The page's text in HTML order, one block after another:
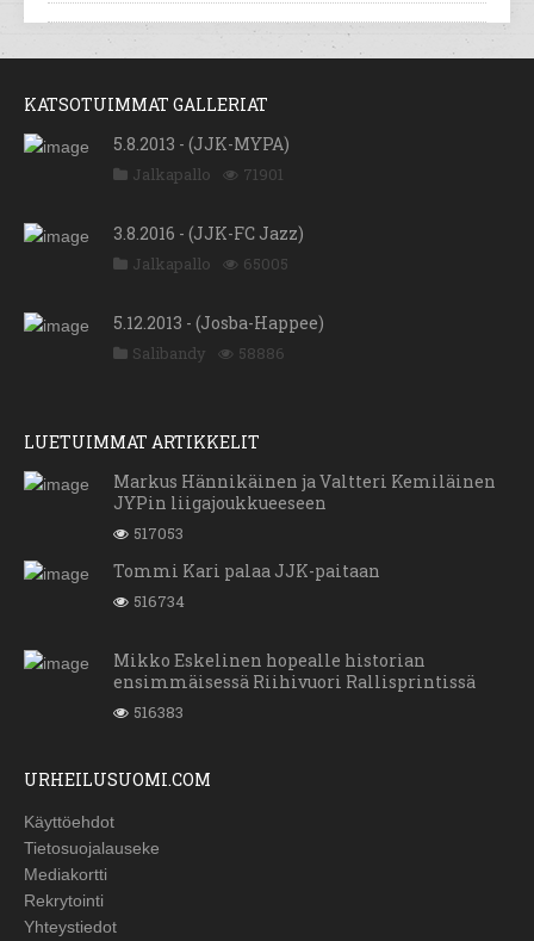
KATSOTUIMMAT GALLERIAT
5.8.2013 - (JJK-MYPA)
Jalkapallo 71901
3.8.2016 - (JJK-FC Jazz)
Jalkapallo 65005
5.12.2013 - (Josba-Happee)
Salibandy 58886
LUETUIMMAT ARTIKKELIT
Markus Hännikäinen ja Valtteri Kemiläinen
JYPin liigajoukkueeseen
517053
Tommi Kari palaa JJK-paitaan
516734
Mikko Eskelinen hopealle historian
ensimmäisessä Riihivuori Rallisprintissä
516383
URHEILUSUOMI.COM
Käyttöehdot
Tietosuojalauseke
Mediakortti
Rekrytointi
Yhteystiedot